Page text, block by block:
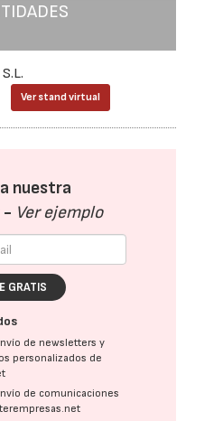
Ver stand virtual
nuestra
- Ver ejemplo
GRATIS
de newsletters y
personalizados de
de comunicaciones